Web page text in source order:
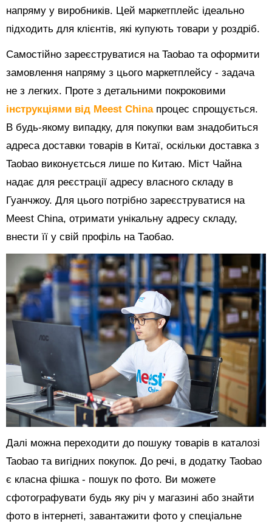
напряму у виробників. Цей маркетплейс ідеально
підходить для клієнтів, які купують товари у роздріб.
Самостійно зареєструватися на Taobao та оформити
замовлення напряму з цього маркетплейсу - задача
не з легких. Проте з детальними покроковими
інструкціями від Meest China процес спрощується.
В будь-якому випадку, для покупки вам знадобиться
адреса доставки товарів в Китаї, оскільки доставка з
Taobao виконуєтсься лише по Китаю. Міст Чайна
надає для реєстрації адресу власного складу в
Гуанчжоу. Для цього потрібно зареєструватися на
Meest China, отримати унікальну адресу складу,
внести її у свій профіль на Таобао.
Далі можна переходити до пошуку товарів в каталозі
Taobao та вигідних покупок. До речі, в додатку Taobao
є класна фішка - пошук по фото. Ви можете
сфотографувати будь яку річ у магазині або знайти
фото в інтернеті, завантажити фото у спеціальне